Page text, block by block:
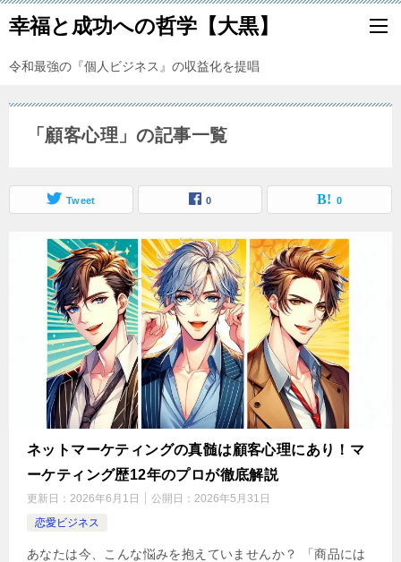
幸福と成功への哲学【大黒】
令和最強の『個人ビジネス』の収益化を提唱
「顧客心理」の記事一覧
Tweet 0 0
ネットマーケティングの真髄は顧客心理にあり！マ
ーケティング歴12年のプロが徹底解説
更新日： 2026年6月1日 公開日： 2026年5月31日
恋愛ビジネス
あなたは今、こんな悩みを抱えていませんか？ 「商品には